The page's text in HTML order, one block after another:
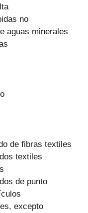
no
aguas minerales
de fibras textiles
textiles
de punto
excepto